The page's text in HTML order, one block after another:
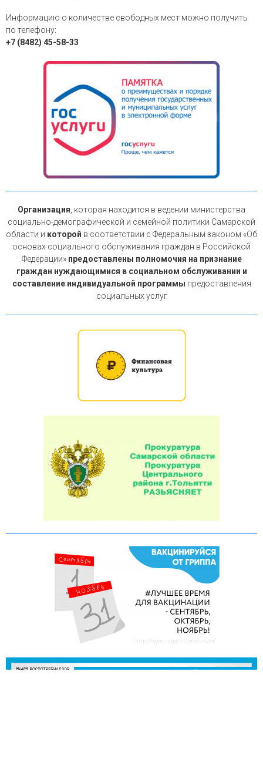
Информацию о количестве свободных мест можно получить
по телефону:
+7 (8482) 45-58-33
Организация , которая находится в ведении министерства
социально-демографической и семейной политики Самарской
области и которой в соответствии с Федеральным законом «Об
основах социального обслуживания граждан в Российской
Федерации» предоставлены полномочия на признание
граждан нуждающимися в социальном обслуживании и
составление индивидуальной программы предоставления
социальных услуг